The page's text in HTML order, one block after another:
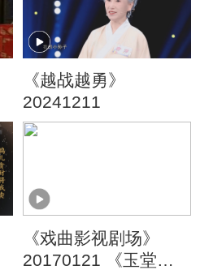
《越战越勇》
20241211
《戏曲影视剧场》
20170121 《玉堂